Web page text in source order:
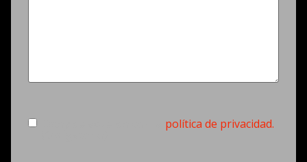
Consentimiento (Obligatorio)política de privacidad.